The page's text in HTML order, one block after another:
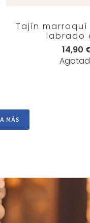
Tajín marroquí
labrado
14,90
MÁS